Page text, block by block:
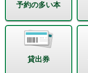
予約の多い本
貸出券